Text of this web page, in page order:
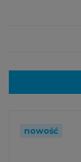
do pakowania
W ofercie
papierowe,
Produkty tej
nowość